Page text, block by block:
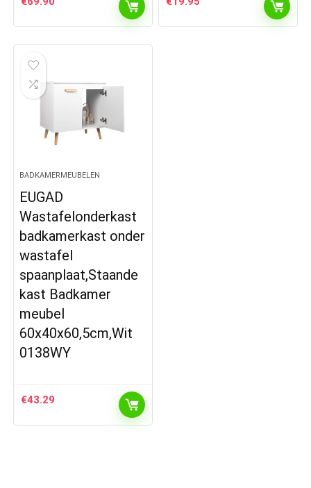
BADKAMERMEUBELEN
EUGAD
Wastafelonderkast
badkamerkast onder
wastafel
spaanplaat,Staande
kast Badkamer
meubel
60x40x60,5cm,Wit
0138WY
€43.29